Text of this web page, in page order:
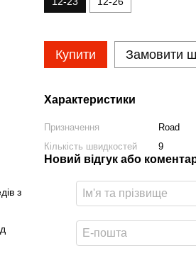
з
Купити Замовити
Характеристики
Призначення
Road
Кількість швидкостей
9
Новий відгук або